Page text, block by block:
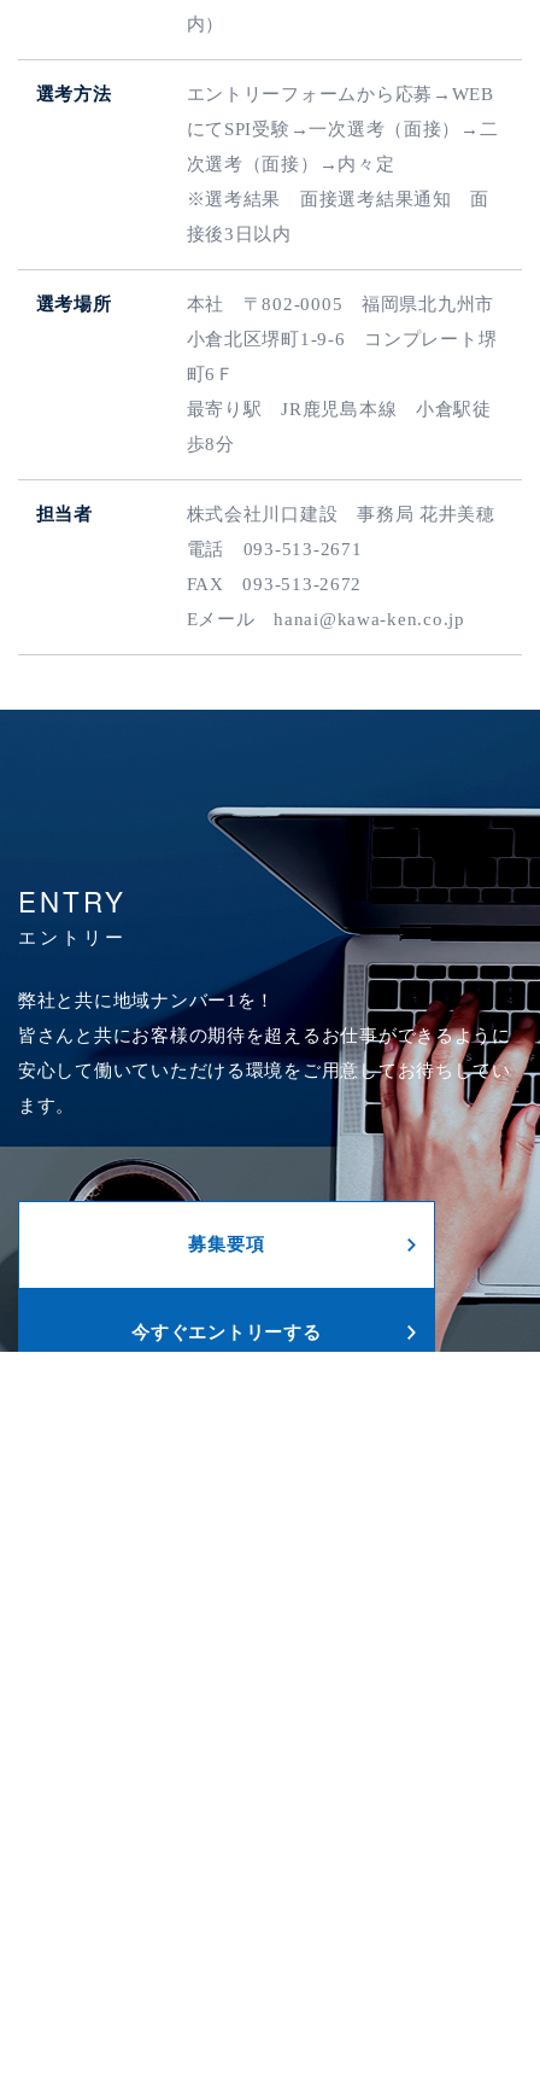
内）
選考方法 エントリーフォーム から応募→WEB
にてSPI受験→一次選考（面接）→二
次選考（面接）→内々定
※選考結果 面接選考結果通知 面
接後3日以内
選考場所
本社 〒802-0005 福岡県北九州市
小倉北区堺町1-9-6 コンプレート堺
町6Ｆ
最寄り駅 JR鹿児島本線 小倉駅徒
歩8分
担当者
株式会社川口建設 事務局 花井美穂
電話 093-513-2671
FAX 093-513-2672
Eメール hanai@kawa-ken.co.jp
ENTRY
エントリー
弊社と共に地域ナンバー1を！
皆さんと共にお客様の期待を超えるお仕事ができるように
安心して働いていただける環境をご用意してお待ちしてい
ます。
募集要項
今すぐエントリーする